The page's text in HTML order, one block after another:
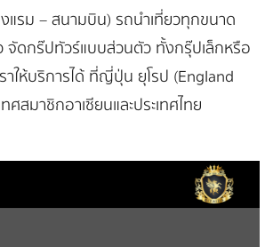
แรม – สนามบิน) รถนำเที่ยวทุกขนาด
จัดกร๊ปทัวร์แบบส่วนตัว ทั้งกรุ๊ปเล็กหรือ
ให้บริการได้ ที่ญี่ปุ่น ยุโรป (England
ศสมาชิกอาเซียนและประเทศไทย